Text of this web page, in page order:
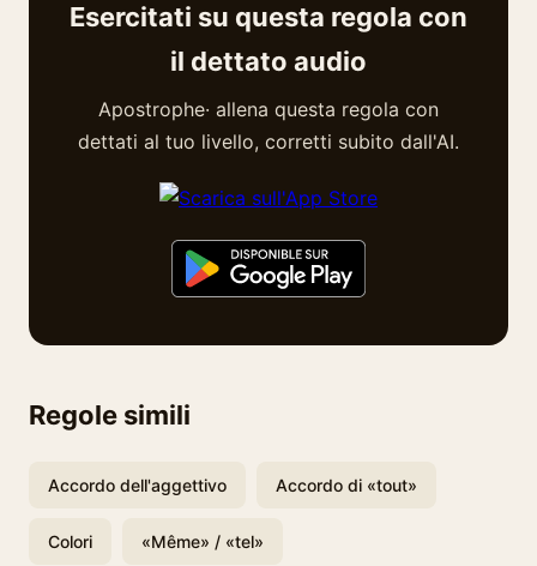
Esercitati su questa regola con
il dettato audio
Apostrophe· allena questa regola con
dettati al tuo livello, corretti subito dall'AI.
Regole simili
Accordo dell'aggettivo Accordo di «tout»
Colori «Même» / «tel»